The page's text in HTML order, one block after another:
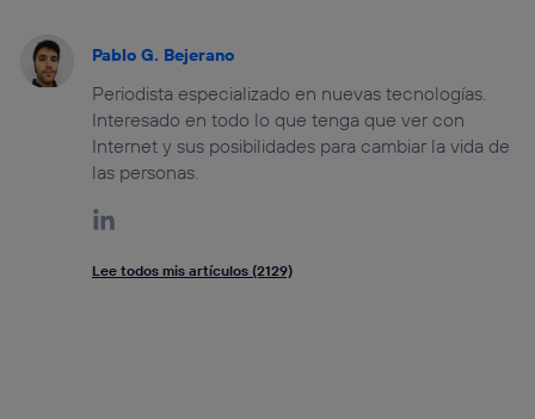
Pablo G. Bejerano
Periodista especializado en nuevas tecnologías.
Interesado en todo lo que tenga que ver con
Internet y sus posibilidades para cambiar la vida de
las personas.
Lee todos mis artículos (2129)